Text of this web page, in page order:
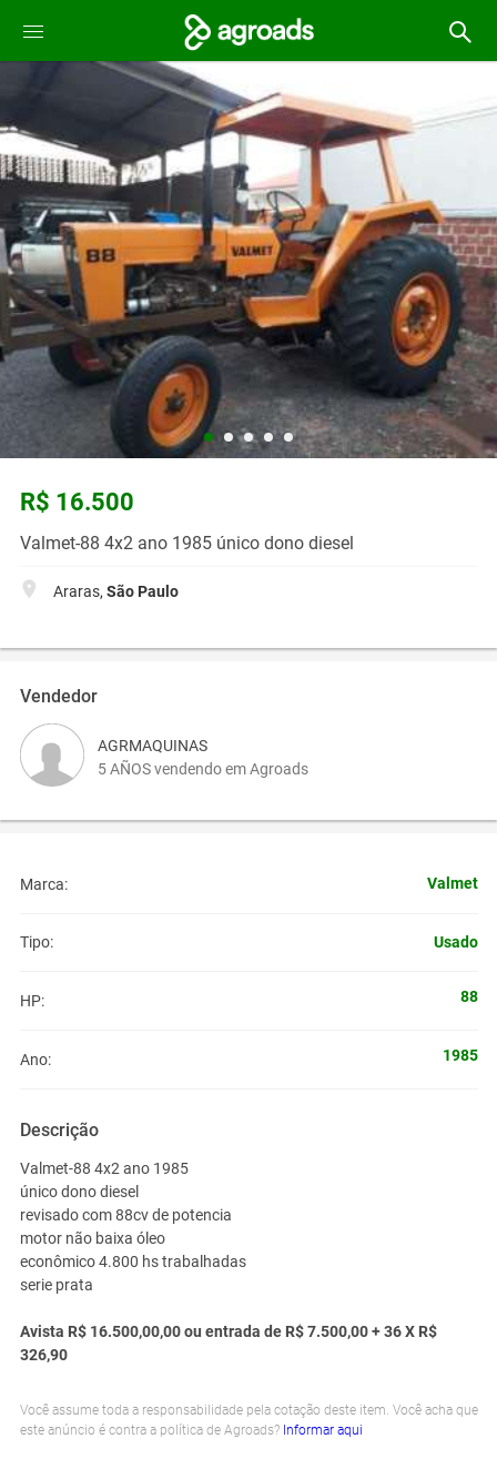
R$ 16.500
Valmet-88 4x2 ano 1985 único dono diesel
Araras, São Paulo
Vendedor
AGRMAQUINAS
5 AÑOS vendendo em Agroads
Marca: Valmet
Tipo: Usado
HP: 88
Ano: 1985
Descrição
Valmet-88 4x2 ano 1985
único dono diesel
revisado com 88cv de potencia
motor não baixa óleo
econômico 4.800 hs trabalhadas
serie prata
Avista R$ 16.500,00,00 ou entrada de R$ 7.500,00 + 36 X R$
326,90
Você assume toda a responsabilidade pela cotação deste item. Você acha que
este anúncio é contra a política de Agroads? Informar aqui